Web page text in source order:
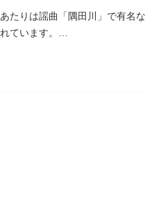
たりは謡曲「隅田川」で有名
ています。
子五月二十二日孝子敬白」と
梅若塚（都旧跡）があり、